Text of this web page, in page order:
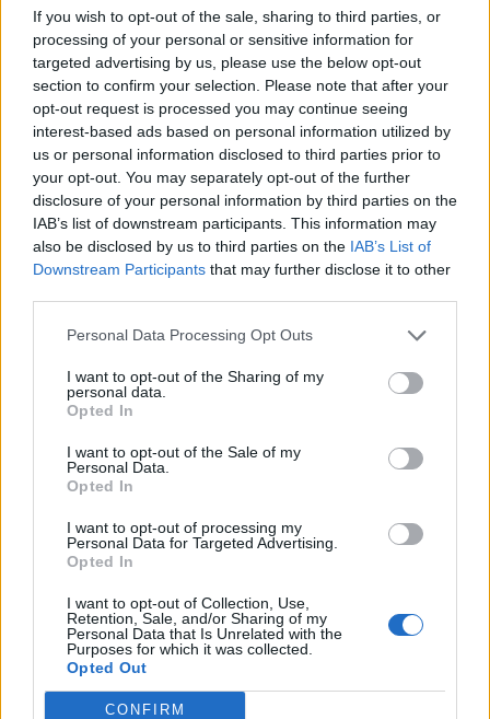
If you wish to opt-out of the sale, sharing to third parties, or
processing of your personal or sensitive information for
targeted advertising by us, please use the below opt-out
section to confirm your selection. Please note that after your
opt-out request is processed you may continue seeing
interest-based ads based on personal information utilized by
us or personal information disclosed to third parties prior to
your opt-out. You may separately opt-out of the further
disclosure of your personal information by third parties on the
IAB’s list of downstream participants. This information may
also be disclosed by us to third parties on the IAB’s List of
Downstream Participants that may further disclose it to other
Personal Data Processing Opt Outs
I want to opt-out of the Sharing of my
personal data.
Opted In
I want to opt-out of the Sale of my
Personal Data.
Opted In
I want to opt-out of processing my
Personal Data for Targeted Advertising.
Opted In
I want to opt-out of Collection, Use,
Retention, Sale, and/or Sharing of my
Personal Data that Is Unrelated with the
Purposes for which it was collected.
Opted Out
CONFIRM
competere ad alti livelli sia in campionato sia in Champions. In
un concetto: aspetta garanzie in tal senso. ADL, dal canto suo,
è pronto a mettere sul tavolo del mercato almeno 150 milioni
di euro: un tesoro fondato sulla cessione di Kvara (70) e sulla
prossima di Osimhen (75), più varie ed eventuali”.
Il materiale (testo, foto e video) consultabile in questo portale è di nostra proprietà.
Alcune foto (screenshot) ed articoli presenti su "Calciomercato Magazine" sono in parte
giunti da internet, in quanto arrivati alla nostra attenzione attraverso regolari
comunicati stampa con immagini e testi allegati ed autorizzati alla pubblicazione, e
quindi valutati di pubblico dominio. Se i soggetti o gli autori avessero qualcosa in
contrario alla pubblicazione, non avranno che da segnalarlo alla redazione (indirizzo
email:redazione@napolimagazine.com), che provvederà prontamente alla rimozione.